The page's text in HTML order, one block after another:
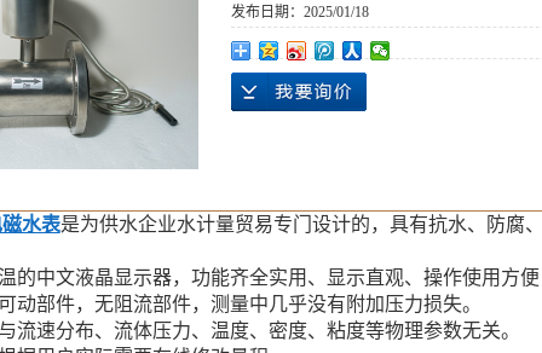
发布日期： 2025/01/18
水表是为供水企业水计量贸易专门设计的，具有抗水、防腐
的中文液晶显示器，功能齐全实用、显示直观、操作使用方
动部件，无阻流部件，测量中几乎没有附加压力损失。
流速分布、流体压力、温度、密度、粘度等物理参数无关。